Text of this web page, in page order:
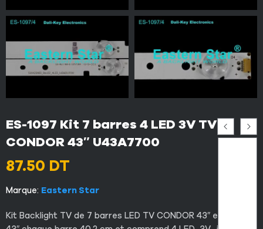
ES-1097 Kit 7 barres 4 LED 3V TV
CONDOR 43″ U43A7700
87.50 DT
Marque: Eastern Star
Kit Backlight TV de 7 barres LED TV CONDOR 43″ et Hisense